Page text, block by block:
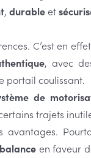
,durableet
C’est en
, avec
portail coulissant.
de
trajets
en faveur